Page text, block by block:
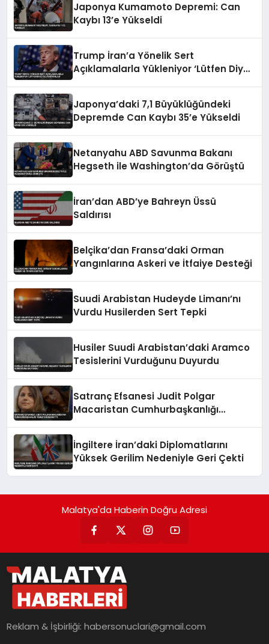
Japonya Kumamoto Depremi: Can
Kaybı 13’e Yükseldi
Trump İran’a Yönelik Sert
Açıklamalarla Yükleniyor ‘Lütfen Diye
Japonya’daki 7,1 Büyüklüğündeki
Depremde Can Kaybı 35’e Yükseldi
Netanyahu ABD Savunma Bakanı
Hegseth ile Washington’da Görüştü
İran’dan ABD’ye Bahreyn Üssü
Saldırısı
Belçika’dan Fransa’daki Orman
Yangınlarına Askeri ve İtfaiye Desteği
Suudi Arabistan Hudeyde Limanı’nı
Vurdu Husilerden Sert Tepki
Husiler Suudi Arabistan’daki Aramco
Tesislerini Vurduğunu Duyurdu
Satranç Efsanesi Judit Polgar
Macaristan Cumhurbaşkanlığı
İngiltere İran’daki Diplomatlarını
Yüksek Gerilim Nedeniyle Geri Çekti
Malatya'da Haberin Doğru Adresi
Reklam & İşbirliği:habersonuclari@gmail.com